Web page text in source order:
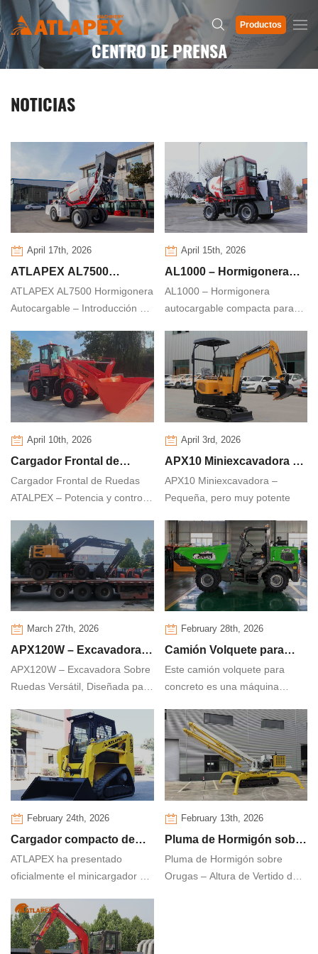
Productos
CENTRO DE PRENSA
NOTICIAS
April 17th, 2026
ATLAPEX AL7500
Hormigonera
Autocargable –
Introducción del Producto
ATLAPEX AL7500 Hormigonera
Autocargable – Introducción del
April 15th, 2026
AL1000 – Hormigonera
autocargable compacta
para contratistas
individuales
AL1000 – Hormigonera
autocargable compacta para
April 10th, 2026
Cargador Frontal de
Ruedas ATALPEX –
Potencia y control en
cada movimiento
Cargador Frontal de Ruedas
ATALPEX – Potencia y control
April 3rd, 2026
APX10 Miniexcavadora –
Pequeña, pero muy
potente
APX10 Miniexcavadora –
Pequeña, pero muy potente
March 27th, 2026
APX120W – Excavadora
Sobre Ruedas Versátil,
Diseñada para un
Rendimiento Superior
APX120W – Excavadora Sobre
Ruedas Versátil, Diseñada para
February 28th, 2026
Camión Volquete para
Concreto
Este camión volquete para
concreto es una máquina
para el transporte eficiente y la
colocación precisa de concreto
premezclado en obras de
construcción desafiantes.
Combinando la durabilidad de
precisión de un sistema de
vertido, este vehículo es la
solución ideal para cimientos,
losas y proyectos de
February 24th, 2026
Cargador compacto de
orugas ATLAPEX SKB70:
potencia compacta para
eficiencia en espacios
reducidos
ATLAPEX ha presentado
oficialmente el minicargador de
compacta y versátil diseñada
para aumentar la productividad
en sitios de trabajo confinados
February 13th, 2026
Pluma de Hormigón sobre
Orugas – Altura de Vertido
de 10 a 30 Metros
Pluma de Hormigón sobre
Orugas – Altura de Vertido de